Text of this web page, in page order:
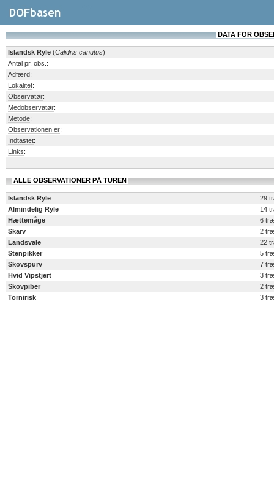
DATA FOR
Islandsk Ryle (Calidris canutus)
Antal pr. obs. :
Adfærd:
Lokalitet:
Observatør:
Medobservatør:
Metode:
Observationen er:
Indtastet:
Links:
ALLE OBSERVATIONER PÅ TUREN
Islandsk Ryle
29
Almindelig Ryle
14
Hættemåge
6
Skarv
2
Landsvale
22
Stenpikker
5
Skovspurv
7
Hvid Vipstjert
3
Skovpiber
2
Tornirisk
3